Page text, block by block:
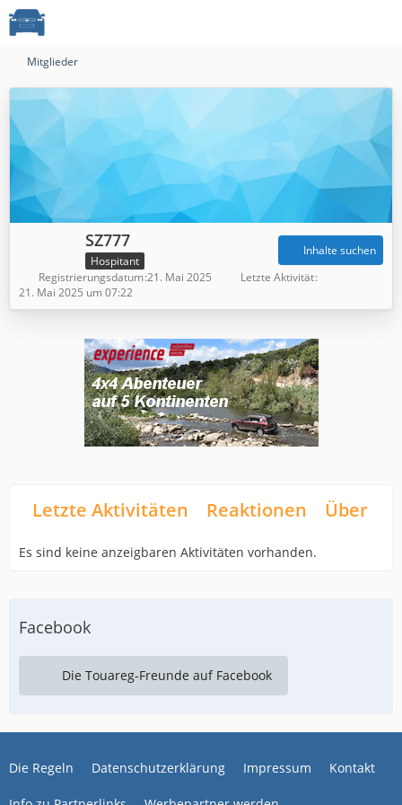
Mitglieder
SZ777
Hospitant
Inhalte suchen
Registrierungsdatum 21. Mai 2025
Letzte Aktivität
21. Mai 2025 um 07:22
Letzte Aktivitäten Reaktionen Über
Es sind keine anzeigbaren Aktivitäten vorhanden.
Facebook
Die Touareg-Freunde auf Facebook
Die Regeln Datenschutzerklärung Impressum Kontakt